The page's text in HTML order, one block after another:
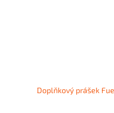
Doplňkový prášek